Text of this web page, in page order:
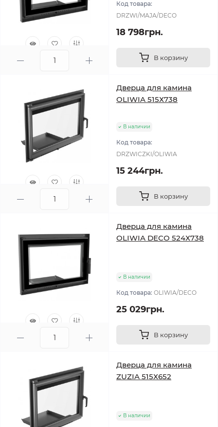
Код товара:
DRZWI/MAJA/DECO
18 798грн.
В корзину
Дверца для камина
OLIWIA 515Х738
В наличии
Код товара:
DRZWICZKI/OLIWIA
15 244грн.
В корзину
Дверца для камина
OLIWIA DECO 524Х738
В наличии
Код товара: OLIWIA/DECO
25 029грн.
В корзину
Дверца для камина
ZUZIA 515Х652
В наличии